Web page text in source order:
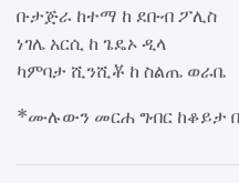
ቡታጅራ ከተማ ከ ደቡብ ፖሊስ
ነገሌ አርሲ ከ ጌዴኦ ዲላ
ካምባታ ሺንሺቾ ከ ስልጤ ወራቤ
*ሙሉውን መርሐ ግብር ከቆይታ